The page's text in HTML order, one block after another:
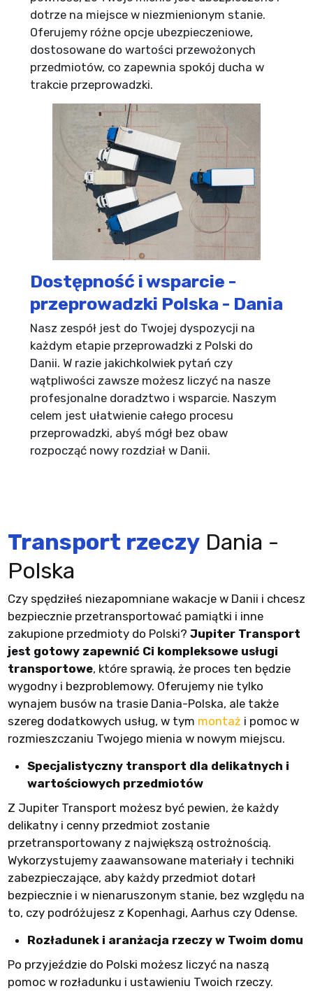
dotrze na miejsce w niezmienionym stanie.
Oferujemy różne opcje ubezpieczeniowe,
dostosowane do wartości przewożonych
przedmiotów, co zapewnia spokój ducha w
trakcie przeprowadzki.
Dostępność i wsparcie -
przeprowadzki Polska - Dania
Nasz zespół jest do Twojej dyspozycji na
każdym etapie przeprowadzki z Polski do
Danii. W razie jakichkolwiek pytań czy
wątpliwości zawsze możesz liczyć na nasze
profesjonalne doradztwo i wsparcie. Naszym
celem jest ułatwienie całego procesu
przeprowadzki, abyś mógł bez obaw
rozpocząć nowy rozdział w Danii.
Transport rzeczyDania -
Polska
Czy spędziłeś niezapomniane wakacje w Danii i chcesz
bezpiecznie przetransportować pamiątki i inne
zakupione przedmioty do Polski? Jupiter Transport
jest gotowy zapewnić Ci kompleksowe usługi
transportowe, które sprawią, że proces ten będzie
wygodny i bezproblemowy. Oferujemy nie tylko
wynajem busów na trasie Dania-Polska, ale także
szereg dodatkowych usług, w tym montaż i pomoc w
rozmieszczaniu Twojego mienia w nowym miejscu.
Specjalistyczny transport dla delikatnych i
wartościowych przedmiotów
Z Jupiter Transport możesz być pewien, że każdy
delikatny i cenny przedmiot zostanie
przetransportowany z największą ostrożnością.
Wykorzystujemy zaawansowane materiały i techniki
zabezpieczające, aby każdy przedmiot dotarł
bezpiecznie i w nienaruszonym stanie, bez względu na
to, czy podróżujesz z Kopenhagi, Aarhus czy Odense.
Rozładunek i aranżacja rzeczy w Twoim domu
Po przyjeździe do Polski możesz liczyć na naszą
pomoc w rozładunku i ustawieniu Twoich rzeczy.